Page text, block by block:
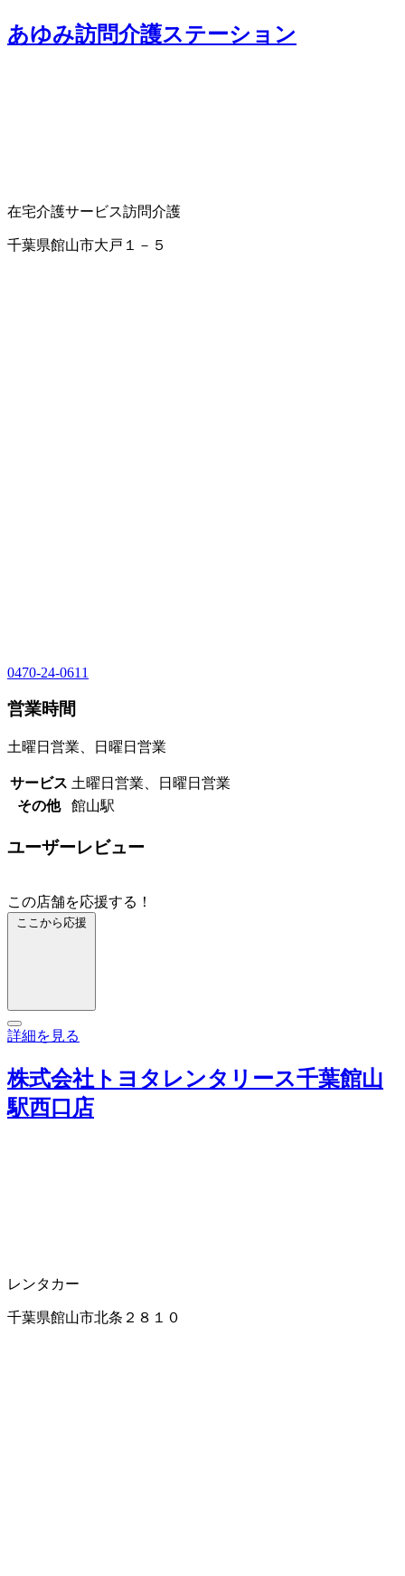
あゆみ訪問介護ステーション
在宅介護サービス訪問介護
千葉県館山市大戸１－５
0470-24-0611
営業時間
土曜日営業、日曜日営業
サービス 土曜日営業、日曜日営業
その他
館山駅
ユーザーレビュー
この店舗を応援する！
ここから応援
詳細を見る
株式会社トヨタレンタリース千葉館山
駅西口店
レンタカー
千葉県館山市北条２８１０